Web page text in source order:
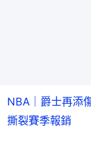
NBA｜爵士再添
撕裂賽季報銷